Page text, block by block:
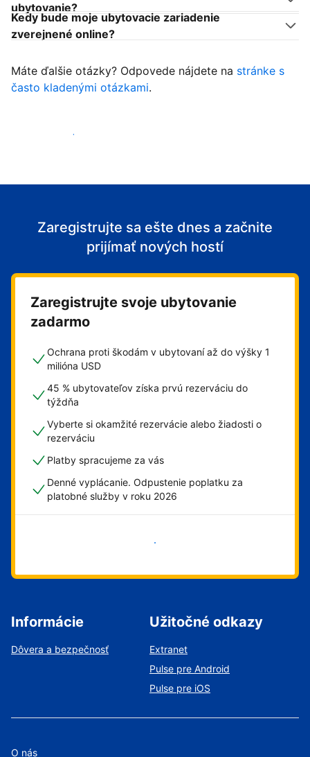
ubytovanie?
Kedy bude moje ubytovacie zariadenie
zverejnené online?
Máte ďalšie otázky? Odpovede nájdete na stránke s
často kladenými otázkami.
Začať prijímať hostí
Zaregistrujte sa ešte dnes a začnite
prijímať nových hostí
Zaregistrujte svoje ubytovanie
zadarmo
Ochrana proti škodám v ubytovaní až do výšky 1
milióna USD
45 % ubytovateľov získa prvú rezerváciu do
týždňa
Vyberte si okamžité rezervácie alebo žiadosti o
rezerváciu
Platby spracujeme za vás
Denné vyplácanie. Odpustenie poplatku za
platobné služby v roku 2026
Informácie
Dôvera a bezpečnosť
Užitočné odkazy
Extranet
Pulse pre Android
Pulse pre iOS
O nás